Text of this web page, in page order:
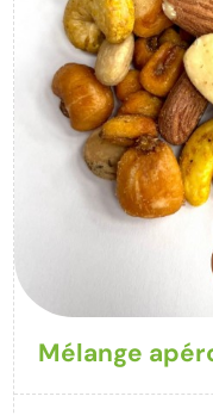
Mélange